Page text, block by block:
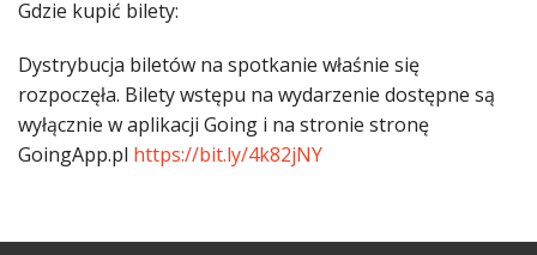
Gdzie kupić bilety:
Dystrybucja biletów na spotkanie właśnie się
rozpoczęła. Bilety wstępu na wydarzenie dostępne są
wyłącznie w aplikacji Going i na stronie stronę
GoingApp.pl https://bit.ly/4k82jNY